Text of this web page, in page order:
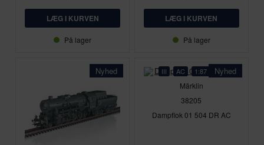
På lager På lager
Nyhed Nyhed
III AC 1:87 - H0
Märklin
38205
Dampflok 01 504 DR AC